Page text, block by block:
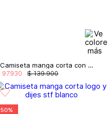
Camiseta manga corta con repujado
$ 139.900
97.930
50%